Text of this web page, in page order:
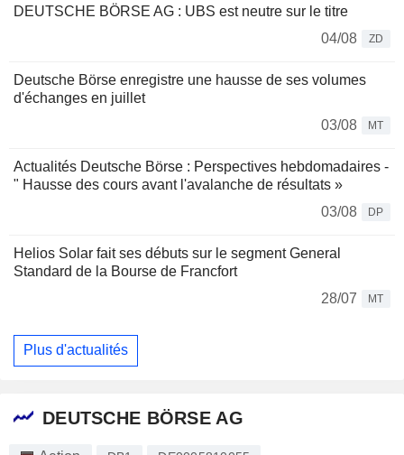
DEUTSCHE BÖRSE AG : UBS est neutre sur le titre
04/08
ZD
Deutsche Börse enregistre une hausse de ses volumes
d'échanges en juillet
03/08
MT
Actualités Deutsche Börse : Perspectives hebdomadaires -
" Hausse des cours avant l'avalanche de résultats »
03/08
DP
Helios Solar fait ses débuts sur le segment General
Standard de la Bourse de Francfort
28/07
MT
Plus d'actualités
DEUTSCHE BÖRSE AG